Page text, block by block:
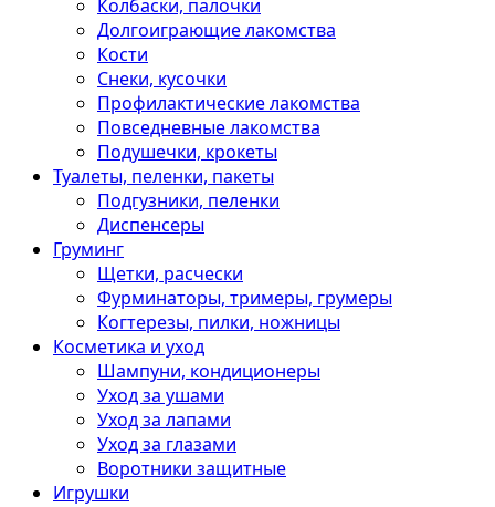
Колбаски, палочки
Долгоиграющие лакомства
Кости
Снеки, кусочки
Профилактические лакомства
Повседневные лакомства
Подушечки, крокеты
Туалеты, пеленки, пакеты
Подгузники, пеленки
Диспенсеры
Груминг
Щетки, расчески
Фурминаторы, тримеры, грумеры
Когтерезы, пилки, ножницы
Косметика и уход
Шампуни, кондиционеры
Уход за ушами
Уход за лапами
Уход за глазами
Воротники защитные
Игрушки